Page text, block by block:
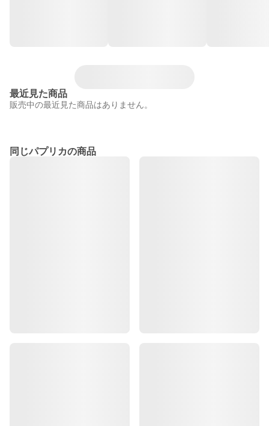
最近見た商品
販売中の最近見た商品はありません。
同じパプリカの商品